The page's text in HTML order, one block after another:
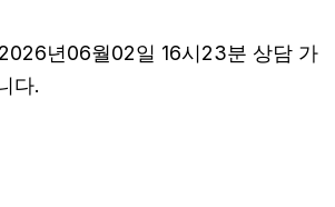
년06월02일 16시23분 상담 가
다.